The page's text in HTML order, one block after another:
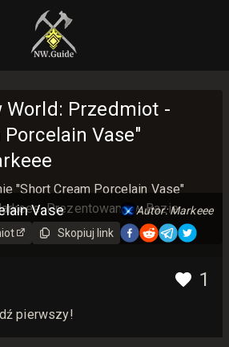
World: Przedmiot -
Vase"
"Short Cream Porcelain Vase"
Prezentowane w Bazie
z miłością <3
1
Vase
Autor: Markeee
Skopiuj link
pierwszy!